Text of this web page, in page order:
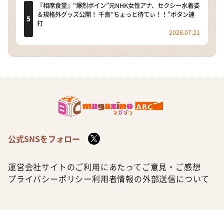
『相席食堂』“爆烈ボイン”元NHK女性アナ、セクシー水着姿
＆規格外グッズ公開！ 千鳥“ちょっと待てぃ！！”ボタン連
打
2026.07.21
公式SNSをフォロー
運営会社サイトのご利用にあたって ご意見・ご感想
プライバシーポリシー利用者情報の外部送信について